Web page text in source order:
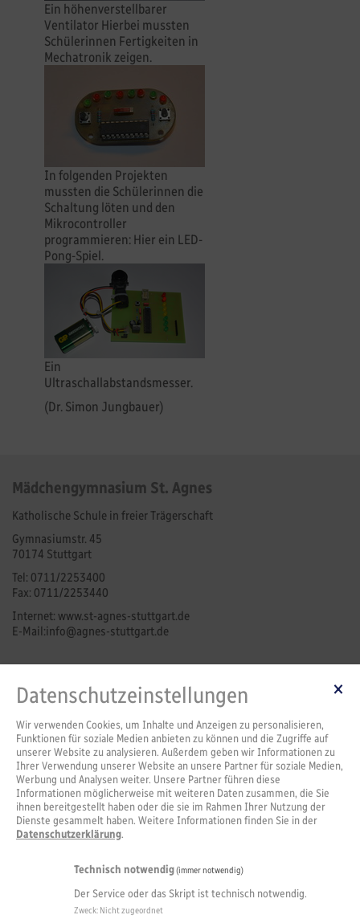
Ein höhenverstellbarer
Ventilator Hierbei mussten
Schülerinnen Fertigkeiten in
Mechatronik zeigen.
In folgenden Projekten
mussten die Schülerinnen die
Schaltung löten und den
Mikrocontroller
programmieren: Hier ein LED-
Pong-Spiel.
Ein
Ultraschallabstandsmesser.
(Dr. Simon Jungbauer)
Mädchengymnasium St. Agnes
Katholische Schule in freier Trägerschaft
Gymnasiumstr. 45
70174 Stuttgart
Tel: 0711/2253400
Fax: 0711/2253440
Internet: www.st-agnes-stuttgart.de
E-Mail:info@agnes-stuttgart.de
Schulleitung
Service
IServ-Lernplattform
Termine
Anmeldung
Agnesteria
Nachmittagsbetreuung
Schutzkonzept für Kinder und Jugendliche
Stellenausschreibung
Datenschutzeinstellungen
Wir verwenden Cookies, um Inhalte und Anzeigen zu personalisieren,
Funktionen für soziale Medien anbieten zu können und die Zugriffe auf
unserer Website zu analysieren. Außerdem geben wir Informationen zu
Ihrer Verwendung unserer Website an unsere Partner für soziale Medien,
Werbung und Analysen weiter. Unsere Partner führen diese
Informationen möglicherweise mit weiteren Daten zusammen, die Sie
ihnen bereitgestellt haben oder die sie im Rahmen Ihrer Nutzung der
Dienste gesammelt haben. Weitere Informationen finden Sie in der
Datenschutzerklärung.
Technisch notwendig(immer notwendig)
Der Service oder das Skript ist technisch notwendig.
Zweck: Nicht zugeordnet